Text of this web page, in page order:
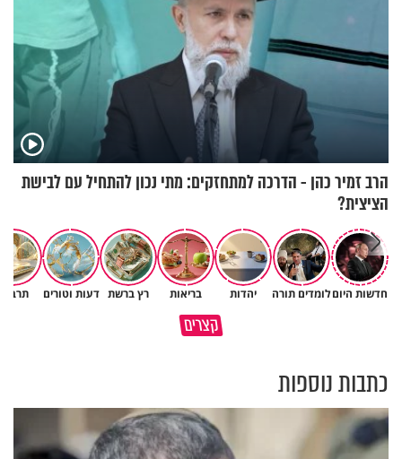
הרב זמיר כהן - הדרכה למתחזקים: מתי נכון להתחיל עם לבישת
הציצית?
חדשות היוםלומדים תורה יהדות בריאות רץ ברשת דעות וטורים
קצריםמדוע האמונה נמשלה למלח?
גם ׳הרע׳ זה הרחמים של בורא
כתבות נוספות